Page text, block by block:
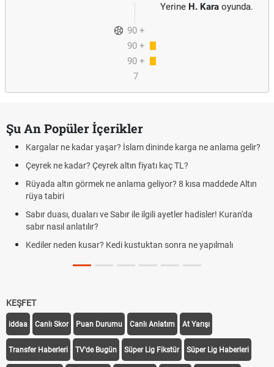
Yerine H. Kara oyunda.
90 +
1
90 +
5
90 +
7
Şu An Popüler İçerikler
Kargalar ne kadar yaşar? İslam dininde karga ne anlama gelir?
Çeyrek ne kadar? Çeyrek altın fiyatı kaç TL?
Rüyada altın görmek ne anlama geliyor? 8 kısa maddede Altın
rüya tabiri
Sabır duası, duaları ve Sabır ile ilgili ayetler hadisler! Kuran'da
sabır nasıl anlatılır?
Kediler neden kusar? Kedi kustuktan sonra ne yapılmalı
KEŞFET
iddaa Canlı Skor Puan Durumu Canlı Anlatım At Yarışı
Transfer Haberleri TV'de Bugün Süper Lig Fikstür Süper Lig Haberleri